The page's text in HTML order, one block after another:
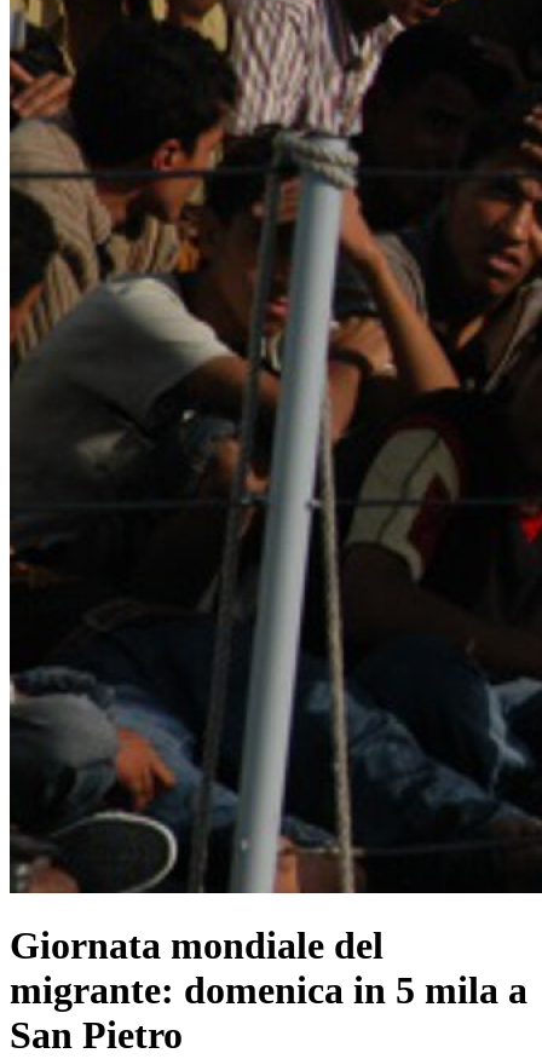
Giornata mondiale del
migrante: domenica in 5 mila a
San Pietro